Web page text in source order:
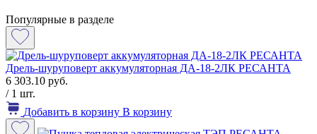
Популярные в разделе
Дрель-шуруповерт аккумуляторная ДА-18-2ЛК РЕСАНТА
6 303.10 руб.
/ 1 шт.
Добавить в корзину В корзину